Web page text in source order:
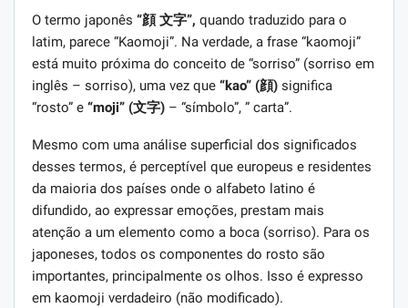
O termo japonês “顔 文字”, quando traduzido para o
latim, parece “Kaomoji”. Na verdade, a frase “kaomoji”
está muito próxima do conceito de “sorriso” (sorriso em
inglês – sorriso), uma vez que “kao” (顔) significa
“rosto” e “moji” (文字) – “símbolo”, ” carta”.
Mesmo com uma análise superficial dos significados
desses termos, é perceptível que europeus e residentes
da maioria dos países onde o alfabeto latino é
difundido, ao expressar emoções, prestam mais
atenção a um elemento como a boca (sorriso). Para os
japoneses, todos os componentes do rosto são
importantes, principalmente os olhos. Isso é expresso
em kaomoji verdadeiro (não modificado).